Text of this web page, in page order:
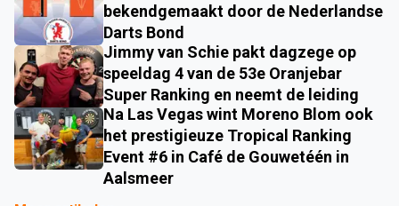
bekendgemaakt door de Nederlandse
Darts Bond
Jimmy van Schie pakt dagzege op
speeldag 4 van de 53e Oranjebar
Super Ranking en neemt de leiding
Na Las Vegas wint Moreno Blom ook
het prestigieuze Tropical Ranking
Event #6 in Café de Gouwetéén in
Aalsmeer